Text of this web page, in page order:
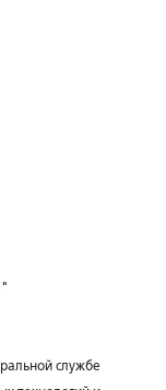
службе